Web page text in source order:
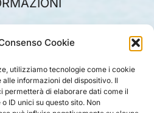
Cookie
utilizziamo tecnologie come i cookie
informazioni del dispositivo. Il
permetterà di elaborare dati come il
ID unici su questo sito. Non
ufficialiSBT Tourism
youtubeinstagram